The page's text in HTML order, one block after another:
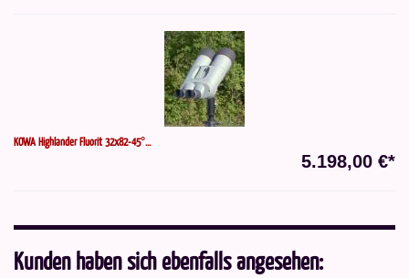
KOWA Highlander Fluorit 32x82-45°...
5.198,00 €*
Kunden haben sich ebenfalls angesehen: